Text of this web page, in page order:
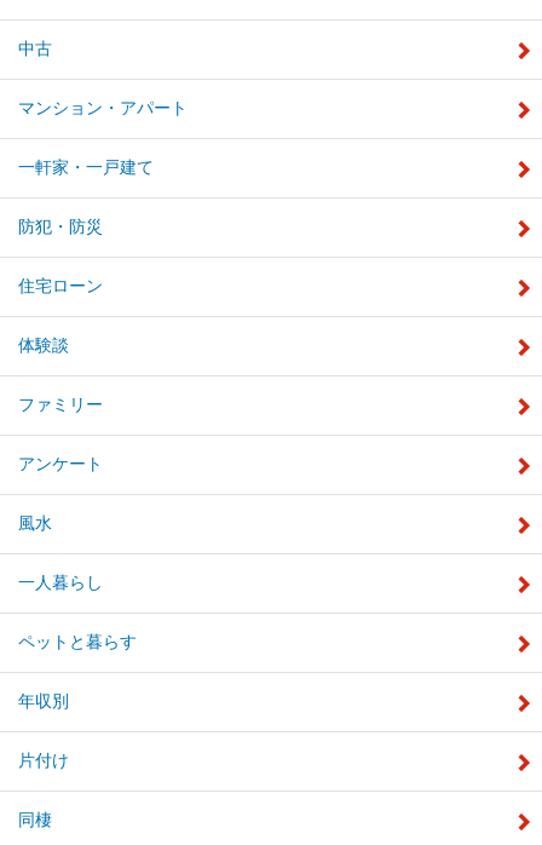
中古
マンション・アパート
一軒家・一戸建て
防犯・防災
住宅ローン
体験談
ファミリー
アンケート
風水
一人暮らし
ペットと暮らす
年収別
片付け
同棲